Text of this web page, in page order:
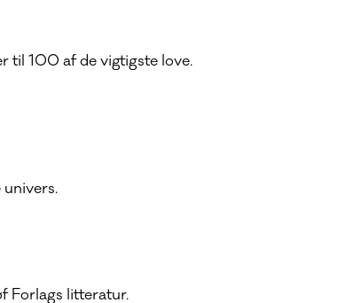
til 100 af de vigtigste love.
Forlags litteratur.